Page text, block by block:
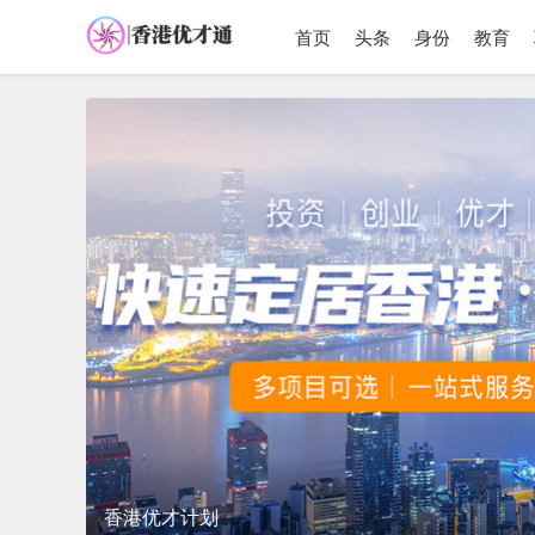
首页 头条 身份 教育
香港优才计划